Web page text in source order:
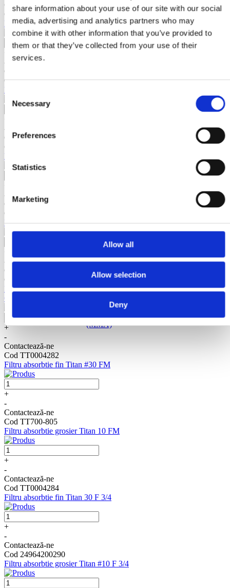
share information about your use of our site with our social
media, advertising and analytics partners who may
combine it with other information that you’ve provided to
them or that they’ve collected from your use of their
services.
Consent
Selection
Necessary
Preferences
Statistics
Marketing
Allow all
Allow selection
Deny
Statii de Var
Multifunctional
Remorca
Motoburghiu
Trancher
Masina de Tuns Gazon
Diverse
Scule Electrice
Grup Hidraulic
Accesorii Grup Hidraulic
Sudura cu electrod tip inverter (MMA)
Sudura cu electrod si adaos (TIG), tip
Taiere cu plasma (CUT)
(MMA)
Contactează-ne
Cod 24964208456
Duza airless Titan 315 SC 6 +
-
Contactează-ne
Cod 24964208463
Duza airless Titan 317 SC 6 +
-
Contactează-ne
Cod 24964208470
Duza airless Titan 319 SC 6 +
-
Contactează-ne
Cod TT0004280
Filtru corp pompa airless fin Titan pentru Performance 650 #100
-
Contactează-ne
Cod TT0004281
Filtru corp pompa airless mediu Titan pentru Performance 650 mesh
60
+
-
Contactează-ne
Cod TT0004282
Filtru absorbtie fin Titan #30 FM
+
-
Contactează-ne
Cod TT700-805
Filtru absorbtie grosier Titan 10 FM
+
-
Contactează-ne
Cod TT0004284
Filtru absorbtie fin Titan 30 F 3/4
+
-
Contactează-ne
Cod 24964200290
Filtru absorbtie grosier Titan #10 F 3/4